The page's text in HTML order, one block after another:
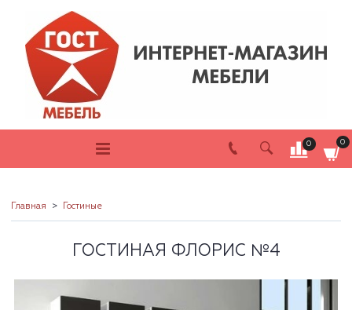
0 0
Главная Гостиные
ГОСТИНАЯ ФЛОРИС №4